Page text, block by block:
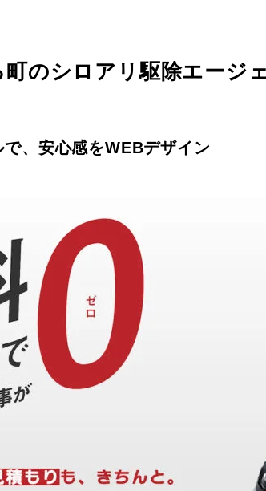
のシロアリ駆除エージ
、安心感をWEBデザイン